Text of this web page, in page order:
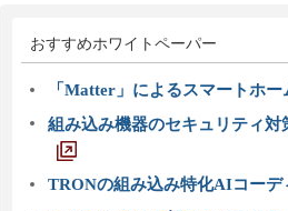
おすすめホワイトペーパー
「Matter」によるスマートホ
組み込み機器のセキュリティ
TRONの組み込み特化AIコーデ